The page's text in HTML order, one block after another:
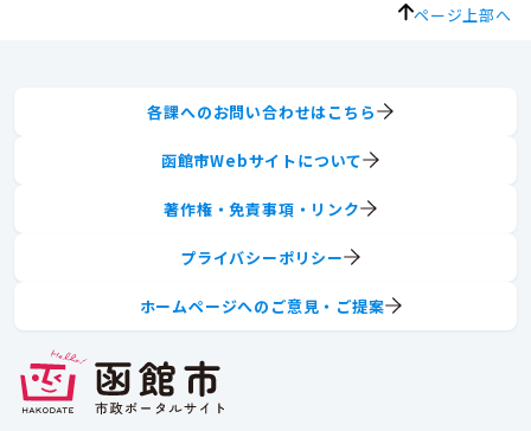
ページ上部へ
各課へのお問い合わせはこちら
函館市Webサイトについて
著作権・免責事項・リンク
プライバシーポリシー
ホームページへのご意見・ご提案